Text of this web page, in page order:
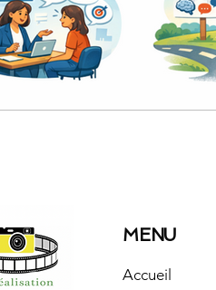
professionnelle
MENU
Accueil